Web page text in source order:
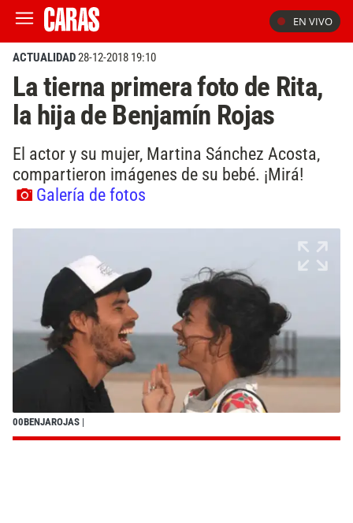
EN VIVO
ACTUALIDAD28-12-2018 19:10
La tierna primera foto de Rita,
la hija de Benjamín Rojas
El actor y su mujer, Martina Sánchez Acosta,
compartieron imágenes de su bebé. ¡Mirá!
Galería de fotos
00BENJAROJAS |